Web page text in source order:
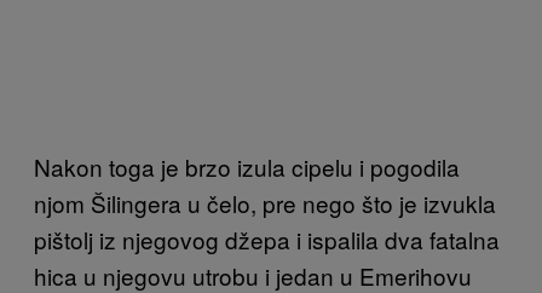
Nakon toga je brzo izula cipelu i pogodila
njom Šilingera u čelo, pre nego što je izvukla
pištolj iz njegovog džepa i ispalila dva fatalna
hica u njegovu utrobu i jedan u Emerihovu